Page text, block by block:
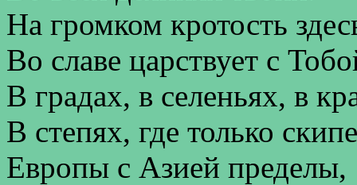
На громком кротость
Во славе царствует с
В градах, в селеньях, в
В степях, где только
Европы с Азией пределы,